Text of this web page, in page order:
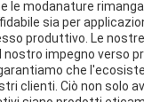
le modanature
sia per
produttivo. Le
impegno verso
che
clienti. Ciò non solo